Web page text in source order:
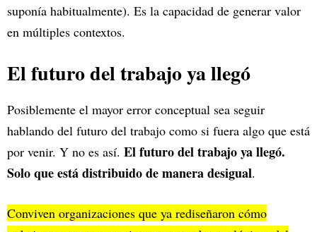
suponía habitualmente). Es la capacidad de generar valor
en múltiples contextos.
El futuro del trabajo ya llegó
Posiblemente el mayor error conceptual sea seguir
hablando del futuro del trabajo como si fuera algo que está
por venir. Y no es así. El futuro del trabajo ya llegó.
Solo que está distribuido de manera desigual.
Conviven organizaciones que ya rediseñaron cómo